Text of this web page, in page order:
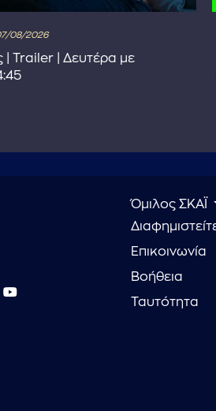
08/2026
| Trailer | Δευτέρα με
Όμιλος ΣΚΑΪ
Επικοινωνία
Βοήθεια
Ταυτότητα